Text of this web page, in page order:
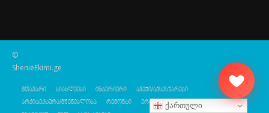
©
ShenieEkimi.ge
მთავარი სიახლეები ინტერიერი ავეჯი/აქსესუარები
არქიტექტურა/მშენებლობა რემონტი ერგონომიკაქართული